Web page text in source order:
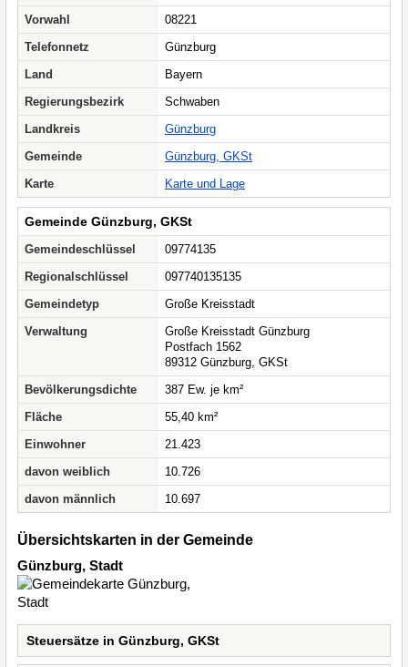
Vorwahl
08221
Telefonnetz
Günzburg
Land
Bayern
Regierungsbezirk
Schwaben
Landkreis
Günzburg
Gemeinde
Günzburg, GKSt
Karte
Karte und Lage
Gemeinde Günzburg, GKSt
Gemeindeschlüssel
09774135
Regionalschlüssel
097740135135
Gemeindetyp
Große Kreisstadt
Verwaltung
Große Kreisstadt Günzburg
Postfach 1562
89312 Günzburg, GKSt
Bevölkerungsdichte
387 Ew. je km²
Fläche
55,40 km²
Einwohner
21.423
davon weiblich
10.726
davon männlich
10.697
Übersichtskarten in der Gemeinde
Günzburg, Stadt
Steuersätze in Günzburg, GKSt